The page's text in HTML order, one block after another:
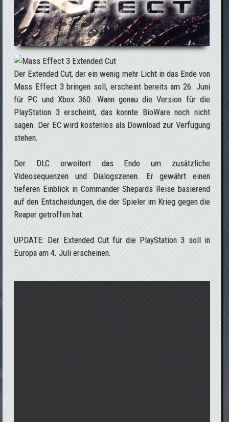
Der Extended Cut, der ein wenig mehr Licht in das Ende von
Mass Effect 3 bringen soll, erscheint bereits am 26. Juni
für PC und Xbox 360. Wann genau die Version für die
PlayStation 3 erscheint, das konnte BioWare noch nicht
sagen. Der EC wird kostenlos als Download zur Verfügung
stehen.
Der DLC erweitert das Ende um zusätzliche
Videosequenzen und Dialogszenen. Er gewährt einen
tieferen Einblick in Commander Shepards Reise basierend
auf den Entscheidungen, die der Spieler im Krieg gegen die
Reaper getroffen hat.
UPDATE: Der Extended Cut für die PlayStation 3 soll in
Europa am 4. Juli erscheinen.